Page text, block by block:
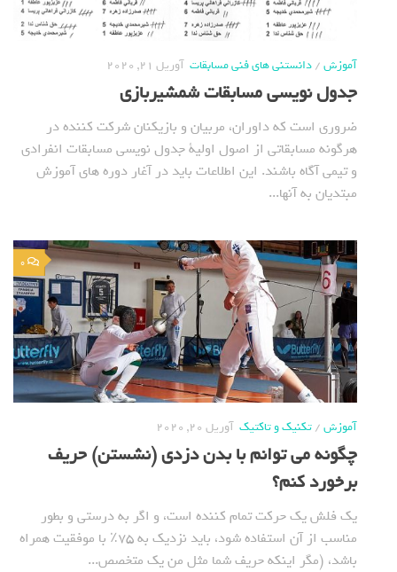
آموزش/دانستنی های فنی مسابقات آوریل 21, 2020
جدول نویسی مسابقات شمشیربازی
ضروری است که داوران، مربیان و بازیکنان شرکت کننده در
هرگونه مسابقاتی از اصول اولیة جدول نویسی مسابقات انفرادی
و تیمی آگاه باشند. این اطلاعات باید در آغار دوره های آموزش
مبتدیان به آنها...
0
آموزش/تکنیک و تاکتیک آوریل 20, 2020
چگونه می توانم با بدن دزدی (نشستن) حریف
برخورد کنم؟
یک فلش یک حرکت تمام کننده است، و اگر به درستی و بطور
مناسب از آن استفاده شود، باید نزدیک به 75٪ با موفقیت همراه
باشد، (مگر اینکه حریف شما مثل من یک متخصص...